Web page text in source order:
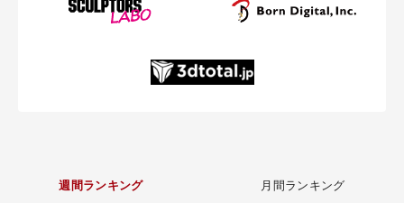
週間ランキング 月間ランキング